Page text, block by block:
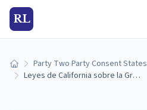
RL
Inicio Party Two Party Consent States
Leyes de California sobre la Grabación en Escuelas: Estudiantes, Maestros y Reglas del Campus (2026)